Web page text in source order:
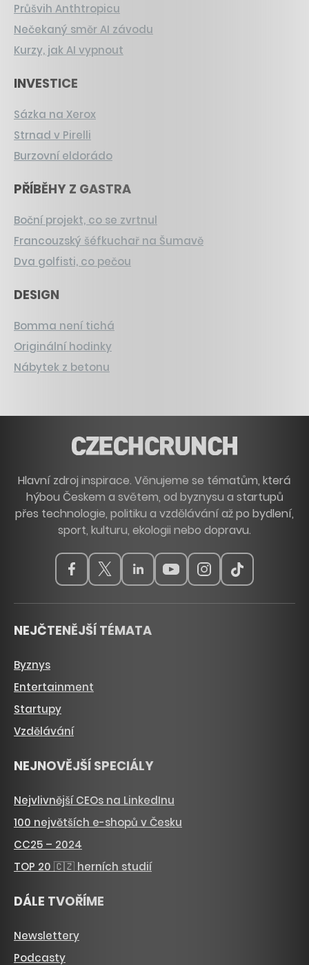
Průšvih Anthtropicu
Nečekaný směr AI závodu
Kurzy, jak AI vypnout
INVESTICE
Sázka na Xerox
Strnad v Pirelli
Burzovní eldorádo
PŘÍBĚHY Z GASTRA
Boční projekt, co se zvrtnul
Francouzský šéfkuchař na Šumavě
Dva golfisti, co pečou
DESIGN
Bomma není tichá
Originální hodinky
Nábytek z betonu
Hlavní zdroj inspirace. Věnujeme se tématům, která
hýbou Českem a světem, od byznysu a startupů
přes technologie, politiku a vzdělávání až po bydlení,
sport, kulturu, ekologii nebo dopravu.
NEJČTENĚJŠÍ TÉMATA
Byznys
Entertainment
Startupy
Vzdělávání
NEJNOVĚJŠÍ SPECIÁLY
Nejvlivnější CEOs na LinkedInu
100 největších e-shopů v Česku
CC25 – 2024
TOP 20 🇨🇿 herních studií
DÁLE TVOŘÍME
Newslettery
Podcasty